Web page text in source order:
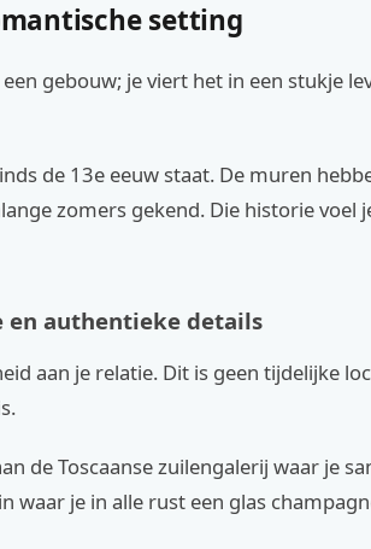
setting
gebouw; je viert het in een stukje
de 13e eeuw staat. De muren
zomers gekend. Die historie voel
en authentieke details
aan je relatie. Dit is geen tijdelijke
de Toscaanse zuilengalerij waar je
waar je in alle rust een glas